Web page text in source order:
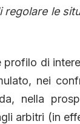
regolare le
profilo di
nei
nella
arbitri (in